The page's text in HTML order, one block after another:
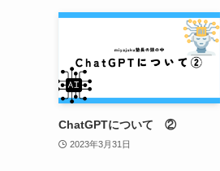
ChatGPTについて ②
2023年3月31日